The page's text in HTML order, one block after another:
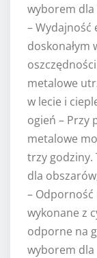
wyborem dla
– Wydajność
doskonałym
metalowe
w lecie i
ogień – Przy
metalowe
trzy godziny.
dla
– Odporność
wykonane z
odporne na
wyborem